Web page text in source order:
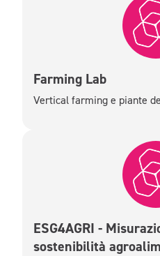
Farming Lab
Vertical farming e piante
ESG4AGRI -
sostenibilità